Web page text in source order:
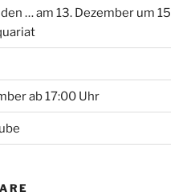
… am 13. Dezember um 15
ab 17:00 Uhr